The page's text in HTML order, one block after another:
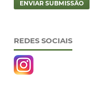
ENVIAR SUBMISSÃO
REDES SOCIAIS